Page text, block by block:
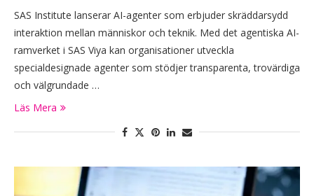
SAS Institute lanserar AI-agenter som erbjuder skräddarsydd
interaktion mellan människor och teknik. Med det agentiska AI-
ramverket i SAS Viya kan organisationer utveckla
specialdesignade agenter som stödjer transparenta, trovärdiga
och välgrundade …
Läs Mera